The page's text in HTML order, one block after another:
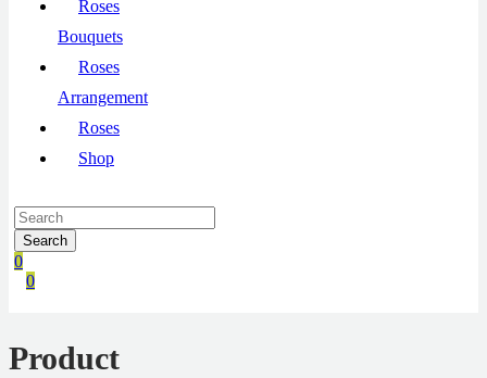
Roses
Bouquets
Roses
Arrangement
Roses
Shop
Search
0
0
Product